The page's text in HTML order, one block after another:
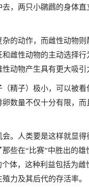
，两只小鸊鷉的身体
的动作，而雌性动物
雌性动物的主动选择
动物产生具有更大吸引
精子）极小，可以被
数量不仅十分有限，
。人类要是这样就显
些在“比赛”中胜出的
体，这种利益包括为
力及其后代的存活率。